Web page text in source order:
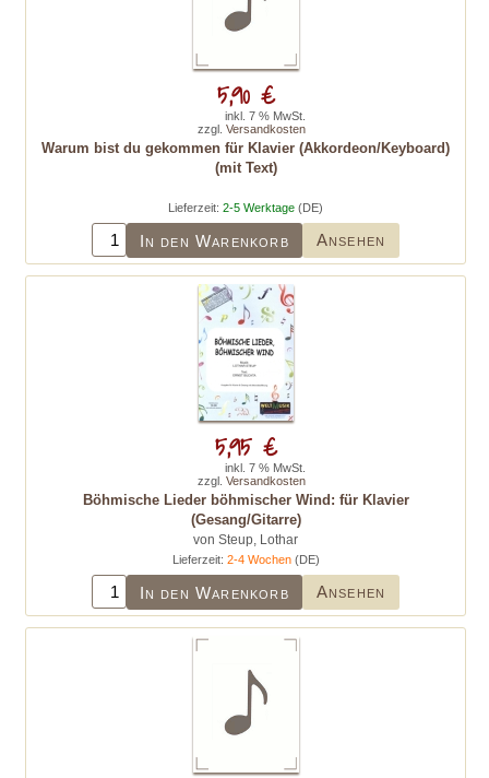
Warum bist du gekommen für Klavier (Akkordeon/Keyboard)
(mit Text)
Lieferzeit: 2-5 Werktage (DE)
In den Warenkorb Ansehen
5,90 €
inkl. 7 % MwSt.
zzgl. Versandkosten
Böhmische Lieder böhmischer Wind: für Klavier
(Gesang/Gitarre)
von Steup, Lothar
Lieferzeit: 2-4 Wochen(DE)
In den Warenkorb Ansehen
5,95 €
inkl. 7 % MwSt.
zzgl. Versandkosten